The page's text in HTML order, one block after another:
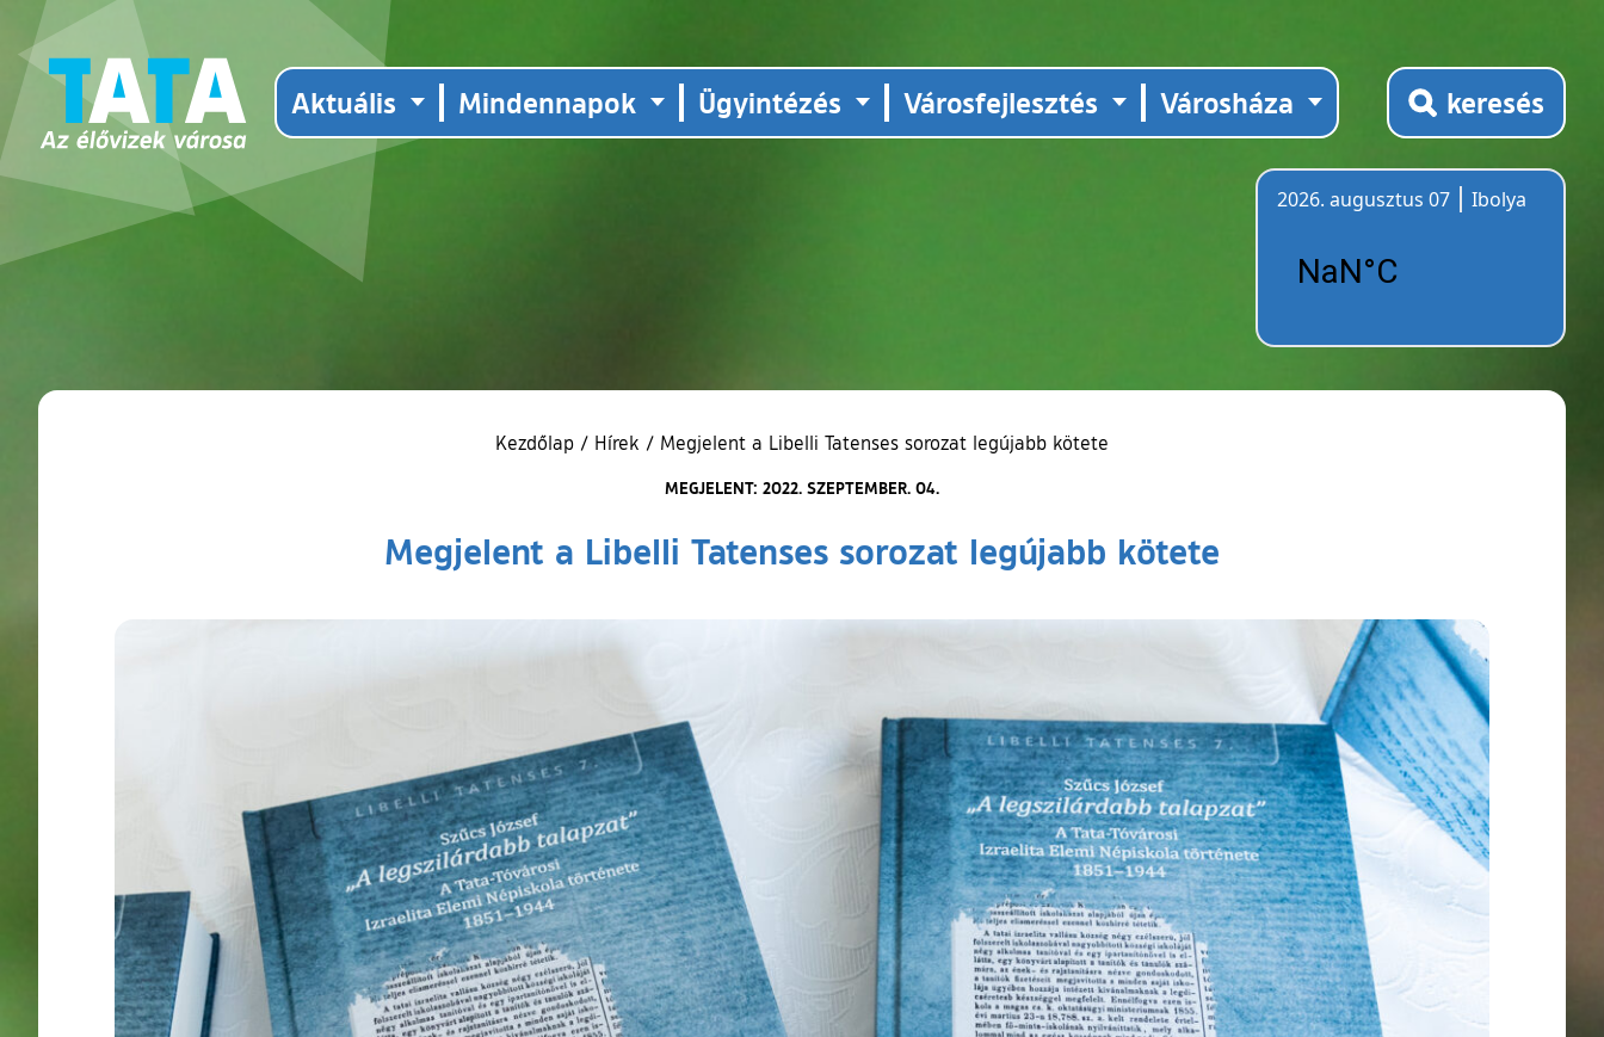
Aktuális Mindennapok Ügyintézés Városfejlesztés Városháza keresés
2026. augusztus 07
Ibolya
Kezdőlap / Hírek / Megjelent a Libelli Tatenses sorozat legújabb kötete
MEGJELENT: 2022. SZEPTEMBER. 04.
Megjelent a Libelli Tatenses sorozat legújabb kötete